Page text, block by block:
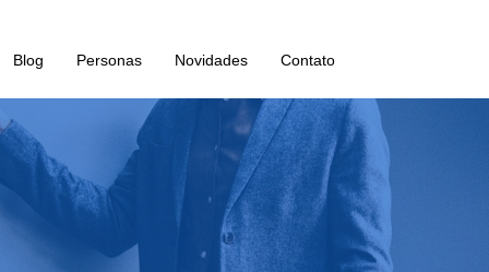
Blog Personas Novidades Contato